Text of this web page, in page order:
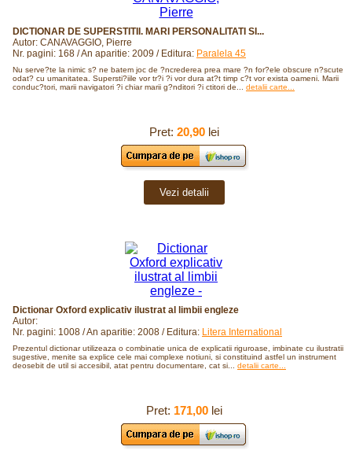
DICTIONAR DE SUPERSTITII. MARI PERSONALITATI SI...
Autor: CANAVAGGIO, Pierre
Nr. pagini: 168 / An aparitie: 2009 / Editura: Paralela 45
Nu serve?te la nimic s? ne batem joc de ?ncrederea prea mare ?n for?ele obscure n?scute
odat? cu umanitatea. Supersti?iile vor tr?i ?i vor dura at?t timp c?t vor exista oameni. Marii
conduc?tori, marii navigatori ?i chiar marii g?nditori ?i ctitori de... detalii carte...
Pret: 20,90lei
Vezi detalii
Dictionar Oxford explicativ ilustrat al limbii engleze
Autor:
Nr. pagini: 1008 / An aparitie: 2008 / Editura: Litera International
Prezentul dictionar utilizeaza o combinatie unica de explicatii riguroase, imbinate cu ilustratii
sugestive, menite sa explice cele mai complexe notiuni, si constituind astfel un instrument
deosebit de util si accesibil, atat pentru documentare, cat si... detalii carte...
Pret: 171,00lei